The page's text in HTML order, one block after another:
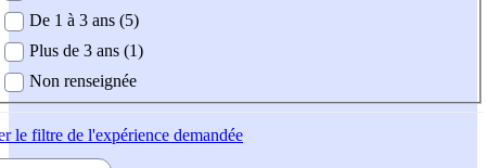
De 1 à 3 ans (5)
Plus de 3 ans (1)
Non renseignée
le filtre de l'expérience demandée